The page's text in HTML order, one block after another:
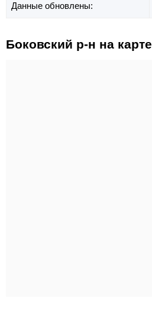
Данные обновлены:
Боковский р-н на карте